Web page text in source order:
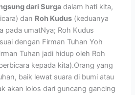
dari Surga dalam hati kita,
dan Roh Kudus (keduanya
pada umatNya; Roh Kudus
dengan Firman Tuhan Yoh
Tuhan jadi hidup oleh Roh
kepada kita).Orang yang
baik lewat suara di bumi atau
akan lolos dari guncang gancing